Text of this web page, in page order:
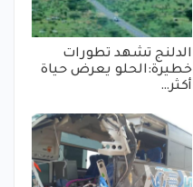
الدلنج تشهد تطورات
خطيرة:الحلو يعرض حياة
أكثر…